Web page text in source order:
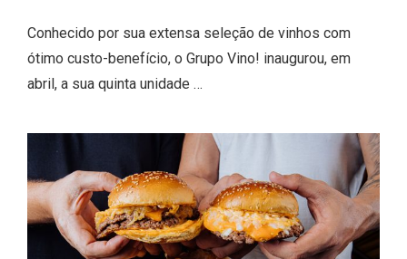
Conhecido por sua extensa seleção de vinhos com
ótimo custo-benefício, o Grupo Vino! inaugurou, em
abril, a sua quinta unidade …